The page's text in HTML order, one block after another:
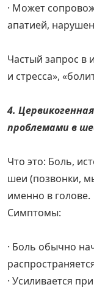
· Может
апатией,
Частый запрос в
и стресса»,
4.
проблемами в
Что это: Боль,
шеи (позвонки,
именно в голове.
Симптомы:
· Боль обычно
· Усиливается